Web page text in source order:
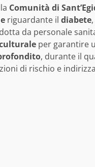
Comunità di
riguardante il diabete,
da personale
per garantire
, durante il
di rischio e